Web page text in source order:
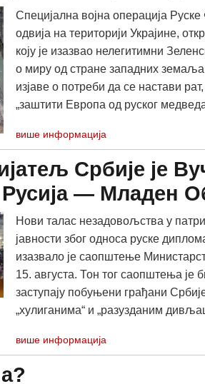
Специјална војна операција
одвија на територији Украјине,
коју је изазвао нелегитимни
о миру од стране западних
изјаве о потреби да се настави
„заштити Европа од руског
више информација
Србије је
— Младен
Нови талас незадовољства у
јавности због односа руске
изазвало је саопштење
15. августа. Тон тог саопштења је
заступају побуњени грађани
„хулиганима“ и „разузданим
више информација